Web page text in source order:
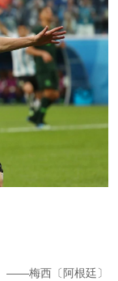
——梅西〔阿根廷〕